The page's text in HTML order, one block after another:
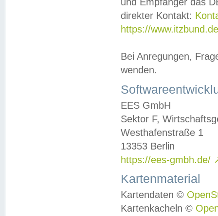
direkter Kontakt:
https://
Bei Anregungen,
wenden.
EES GmbH
Sektor F,
Westhafenstraße 1
13353 Berlin
https://ees-gmbh.de/
Kartenmaterial
Kartendaten ©
Kartenkacheln ©